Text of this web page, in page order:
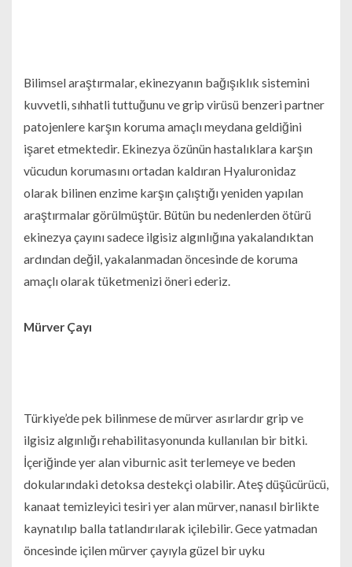
Bilimsel araştırmalar, ekinezyanın bağışıklık sistemini
kuvvetli, sıhhatli tuttuğunu ve grip virüsü benzeri partner
patojenlere karşın koruma amaçlı meydana geldiğini
işaret etmektedir. Ekinezya özünün hastalıklara karşın
vücudun korumasını ortadan kaldıran Hyaluronidaz
olarak bilinen enzime karşın çalıştığı yeniden yapılan
araştırmalar görülmüştür. Bütün bu nedenlerden ötürü
ekinezya çayını sadece ilgisiz algınlığına yakalandıktan
ardından değil, yakalanmadan öncesinde de koruma
amaçlı olarak tüketmenizi öneri ederiz.
Mürver Çayı
Türkiye’de pek bilinmese de mürver asırlardır grip ve
ilgisiz algınlığı rehabilitasyonunda kullanılan bir bitki.
İçeriğinde yer alan viburnic asit terlemeye ve beden
dokularındaki detoksa destekçi olabilir. Ateş düşücürücü,
kanaat temizleyici tesiri yer alan mürver, nanasıl birlikte
kaynatılıp balla tatlandırılarak içilebilir. Gece yatmadan
öncesinde içilen mürver çayıyla güzel bir uyku